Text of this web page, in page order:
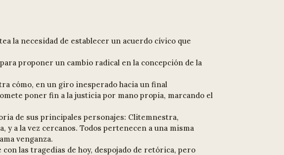
la necesidad de establecer un acuerdo cívico que
proponer un cambio radical en la concepción de la
cómo, en un giro inesperado hacia un final
poner fin a la justicia por mano propia, marcando el
de sus principales personajes: Clitemnestra,
a la vez cercanos. Todos pertenecen a una misma
venganza.
las tragedias de hoy, despojado de retórica, pero